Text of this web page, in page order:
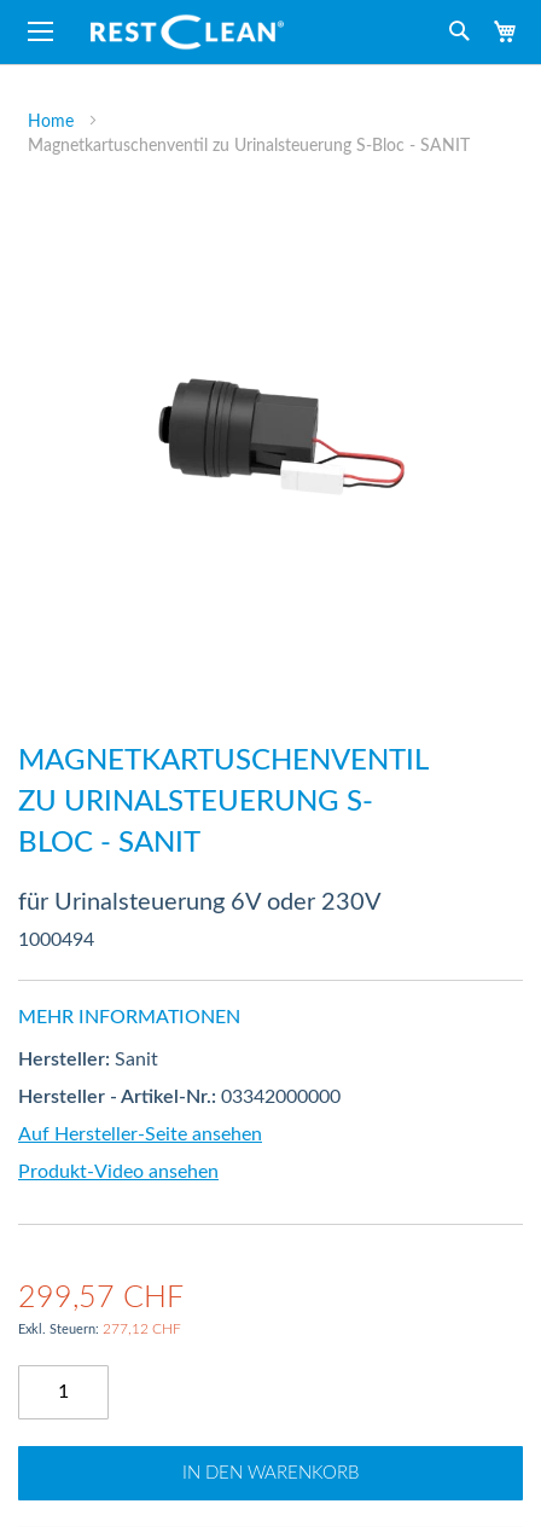
Suche
Home
Magnetkartuschenventil zu Urinalsteuerung S-Bloc - SANIT
MAGNETKARTUSCHENVENTIL
ZU URINALSTEUERUNG S-
BLOC - SANIT
für Urinalsteuerung 6V oder 230V
1000494
MEHR INFORMATIONEN
Hersteller: Sanit
Hersteller - Artikel-Nr.: 03342000000
Auf Hersteller-Seite ansehen
Produkt-Video ansehen
299,57 CHF
277,12 CHF
IN DEN WARENKORB
Anfang
Bildergalerie
springen